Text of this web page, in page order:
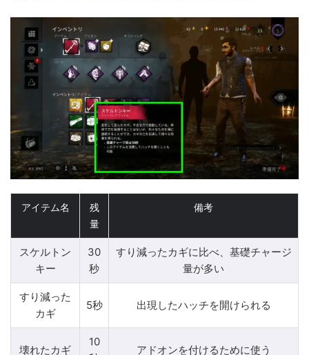
アイテム名
残
量
備考
スケルトン
キー
30
秒
すり減ったカギに比べ、基礎チャージ
量が多い
すり減った
カギ
5秒 出現したハッチを開けられる
壊れたカギ
10
アドオンを付けるために使う